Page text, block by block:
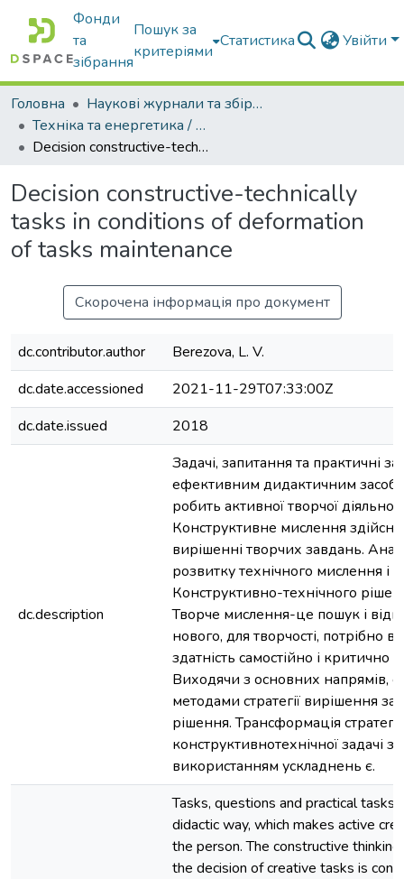
Фонди
та
зібрання
Пошук за
критеріями
Статистика Увійти
Головна
Наукові журнали та збірники видань
Техніка та енергетика / Machinery & Energetics
Decision constructive-technically tasks in conditions of deformation of tasks maintenance
Decision constructive-technically
tasks in conditions of deformation
of tasks maintenance
Скорочена інформація про документ
dc.contributor.author
Berezova, L. V.
dc.date.accessioned
2021-11-29T07:33:00Z
dc.date.issued
2018
dc.description
Задачі, запитання та практичні
ефективним дидактичним
робить активної творчої
Конструктивне мислення
вирішенні творчих завдань.
розвитку технічного мислення і
Конструктивно-технічного
Творче мислення-це пошук і
нового, для творчості, потрібно
здатність самостійно і критично
Виходячи з основних напрямів,
методами стратегії вирішення
рішення. Трансформація
конструктивнотехнічної задачі з
використанням ускладнень є.
Tasks, questions and practical tasks
didactic way, which makes active
the person. The constructive
the decision of creative tasks is